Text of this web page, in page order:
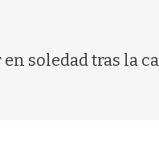
soledad tras la